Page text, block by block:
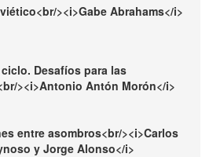
><i>Gabe Abrahams</i>
Desafíos para las
><i>Antonio Antón Morón</i>
entre asombros<br/><i>Carlos
y Jorge Alonso</i>